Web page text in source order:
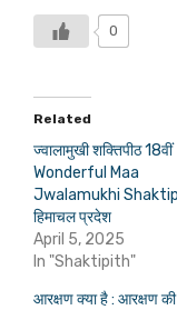
0
Related
ज्वालामुखी शक्तिपीठ 18वीं
Wonderful Maa
Jwalamukhi
हिमाचल प्रदेश
April 5, 2025
In "Shaktipith"
आरक्षण क्या है : आरक्षण की